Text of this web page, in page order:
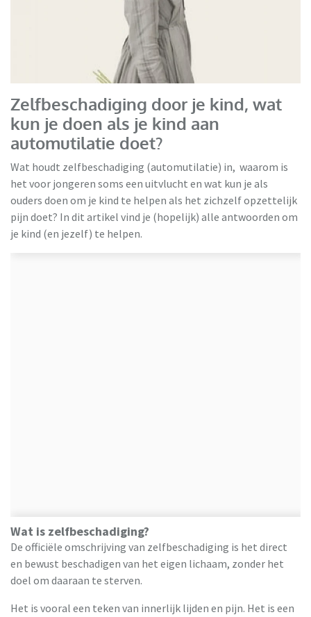
Zelfbeschadiging door je kind, wat
kun je doen als je kind aan
automutilatie doet?
Wat houdt zelfbeschadiging (automutilatie) in, waarom is
het voor jongeren soms een uitvlucht en wat kun je als
ouders doen om je kind te helpen als het zichzelf opzettelijk
pijn doet? In dit artikel vind je (hopelijk) alle antwoorden om
je kind (en jezelf) te helpen.
Wat is zelfbeschadiging?
De officiële omschrijving van zelfbeschadiging is het direct
en bewust beschadigen van het eigen lichaam, zonder het
doel om daaraan te sterven.
Het is vooral een teken van innerlijk lijden en pijn. Het is een